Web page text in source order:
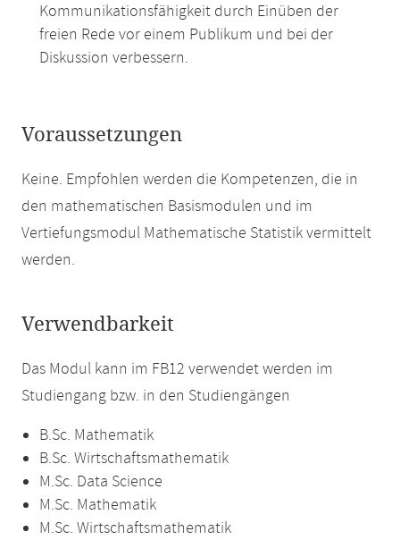
Kommunikationsfähigkeit durch Einüben der
freien Rede vor einem Publikum und bei der
Diskussion verbessern.
Voraussetzungen
Keine. Empfohlen werden die Kompetenzen, die in
den mathematischen Basismodulen und im
Vertiefungsmodul Mathematische Statistik vermittelt
werden.
Verwendbarkeit
Das Modul kann im FB12 verwendet werden im
Studiengang bzw. in den Studiengängen
B.Sc. Mathematik
B.Sc. Wirtschaftsmathematik
M.Sc. Data Science
M.Sc. Mathematik
M.Sc. Wirtschaftsmathematik